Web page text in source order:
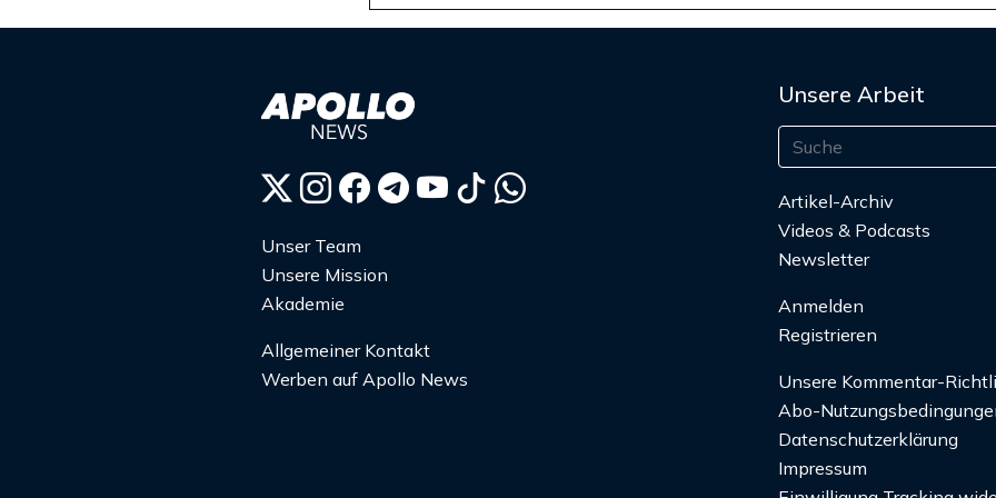
Unser Team
Unsere Mission
Akademie
Allgemeiner Kontakt
Werben auf Apollo News
Unsere Arbeit
Artikel-Archiv
Videos & Podcasts
Newsletter
Anmelden
Registrieren
Unsere Kommentar-
Abo-
Datenschutzerklärung
Impressum